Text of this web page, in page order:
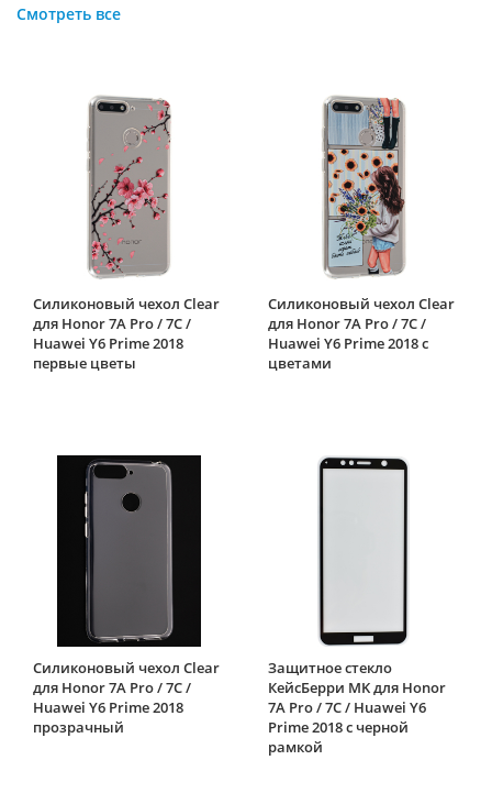
Смотреть все
Силиконовый чехол Clear
для Honor 7A Pro / 7C /
Huawei Y6 Prime 2018
первые цветы
Силиконовый чехол Clear
для Honor 7A Pro / 7C /
Huawei Y6 Prime 2018 с
цветами
Силиконовый чехол Clear
для Honor 7A Pro / 7C /
Huawei Y6 Prime 2018
прозрачный
Защитное стекло
КейсБерри MK для Honor
7A Pro / 7C / Huawei Y6
Prime 2018 с черной
рамкой